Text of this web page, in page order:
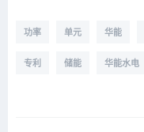
功率 单元 华能
专利 储能 华能水电